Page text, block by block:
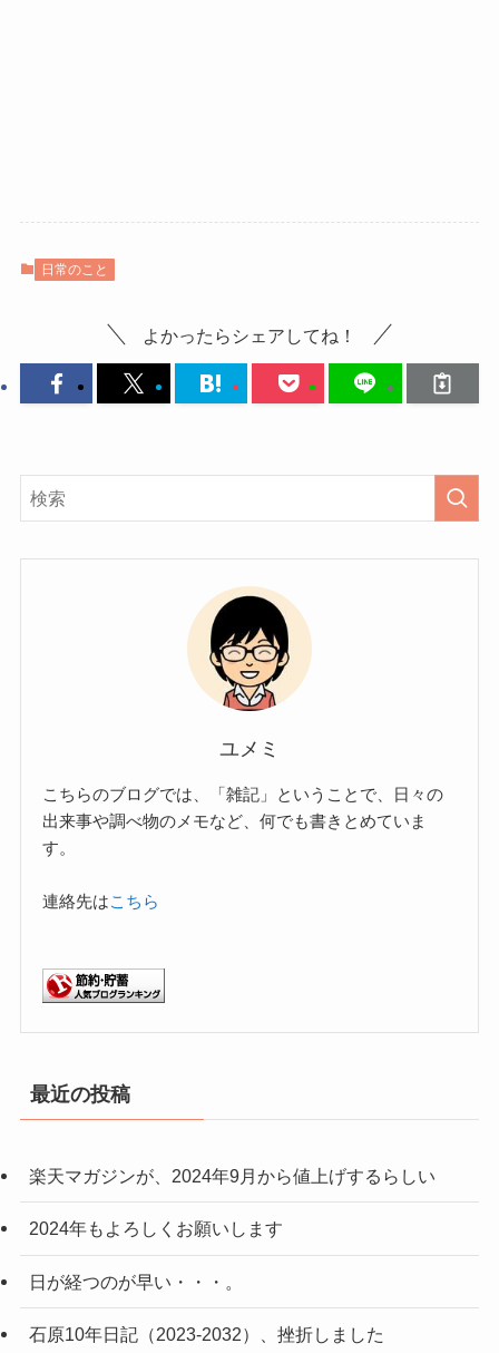
日常のこと
よかったらシェアしてね！
ユメミ
こちらのブログでは、「雑記」ということで、日々の
出来事や調べ物のメモなど、何でも書きとめていま
す。
連絡先はこちら
最近の投稿
楽天マガジンが、2024年9月から値上げするらしい
2024年もよろしくお願いします
日が経つのが早い・・・。
石原10年日記（2023-2032）、挫折しました